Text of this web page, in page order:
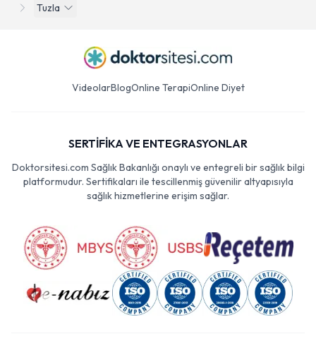
Tuzla
VideolarBlogOnline TerapiOnline Diyet
SERTİFİKA VE ENTEGRASYONLAR
Doktorsitesi.com Sağlık Bakanlığı onaylı ve entegreli bir sağlık bilgi
platformudur. Sertifikaları ile tescillenmiş güvenilir altyapısıyla
sağlık hizmetlerine erişim sağlar.